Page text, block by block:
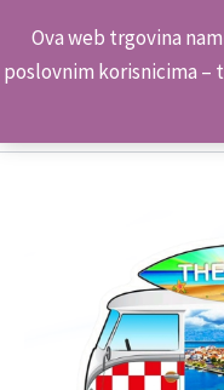
Ova web trgovina
poslovnim korisnicima –
content
Kontakt